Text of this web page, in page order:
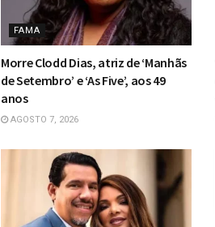
FAMA
Morre Clodd Dias, atriz de ‘Manhãs
de Setembro’ e ‘As Five’, aos 49
anos
AGOSTO 7, 2026